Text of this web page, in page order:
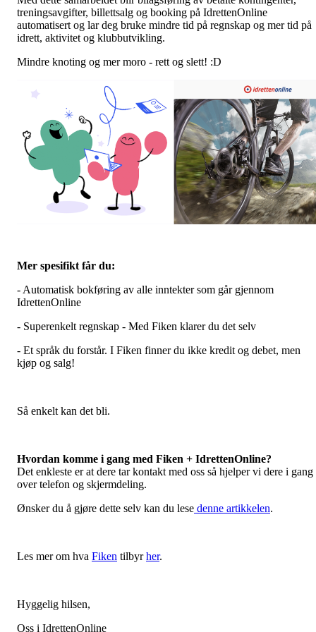
treningsavgifter, billettsalg og booking på IdrettenOnline
automatisert og lar deg bruke mindre tid på regnskap og mer tid på
idrett, aktivitet og klubbutvikling.
Mindre knoting og mer moro - rett og slett! :D
Mer spesifikt får du:
- Automatisk bokføring av alle inntekter som går gjennom
IdrettenOnline
- Superenkelt regnskap - Med Fiken klarer du det selv
- Et språk du forstår. I Fiken finner du ikke kredit og debet, men
kjøp og salg!
Så enkelt kan det bli.
Hvordan komme i gang med Fiken + IdrettenOnline?
Det enkleste er at dere tar kontakt med oss så hjelper vi dere i gang
over telefon og skjermdeling.
Ønsker du å gjøre dette selv kan du lese denne artikkelen.
Les mer om hva Fiken tilbyrher.
Hyggelig hilsen,
Oss i IdrettenOnline